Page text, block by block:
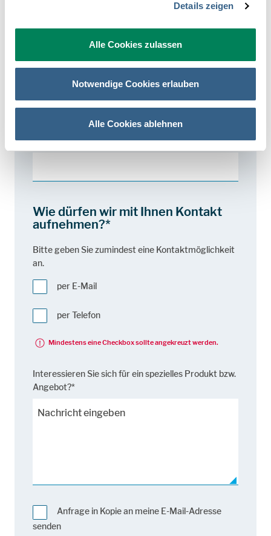
Details zeigen
Alle Cookies zulassen
Notwendige Cookies erlauben
Alle Cookies ablehnen
Nachname*
Unternehmen*
Wie dürfen wir mit Ihnen Kontakt
aufnehmen?*
Bitte geben Sie zumindest eine Kontaktmöglichkeit
an.
per E-Mail
per Telefon
Mindestens eine Checkbox sollte angekreuzt werden.
Interessieren Sie sich für ein spezielles Produkt bzw.
Angebot?*
Anfrage in Kopie an meine E-Mail-Adresse
senden